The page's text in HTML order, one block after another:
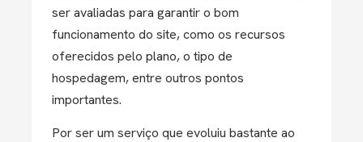
ser avaliadas para garantir o bom
funcionamento do site, como os recursos
oferecidos pelo plano, o tipo de
hospedagem, entre outros pontos
importantes.
Por ser um serviço que evoluiu bastante ao